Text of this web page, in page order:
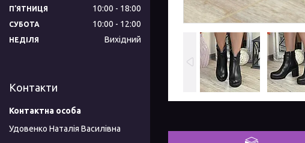
ПʼЯТНИЦЯ 10:00 18:00
СУБОТА 10:00 12:00
НЕДІЛЯ Вихідний
Контакти
Удовенко Наталія Василівна